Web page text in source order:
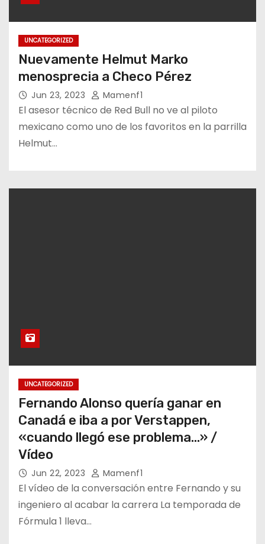
UNCATEGORIZED
Nuevamente Helmut Marko
menosprecia a Checo Pérez
Jun 23, 2023 Mamenf1
El asesor técnico de Red Bull no ve al piloto
mexicano como uno de los favoritos en la parrilla
Helmut…
UNCATEGORIZED
Fernando Alonso quería ganar en
Canadá e iba a por Verstappen,
«cuando llegó ese problema…» /
Vídeo
Jun 22, 2023 Mamenf1
El vídeo de la conversación entre Fernando y su
ingeniero al acabar la carrera La temporada de
Fórmula 1 lleva…